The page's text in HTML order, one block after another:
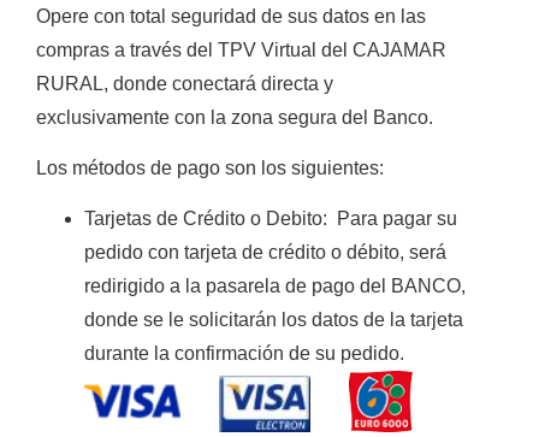
Opere con total seguridad de sus datos en las
compras a través del TPV Virtual del CAJAMAR
RURAL, donde conectará directa y
exclusivamente con la zona segura del Banco.
Los métodos de pago son los siguientes:
Tarjetas de Crédito o Debito:
Para pagar su
pedido con tarjeta de crédito o débito, será
redirigido a la pasarela de pago del BANCO,
donde se le solicitarán los datos de la tarjeta
durante la confirmación de su pedido.